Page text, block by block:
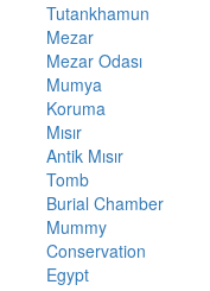
Tutankhamun
Mezar
Mezar Odası
Mumya
Koruma
Mısır
Antik Mısır
Tomb
Burial Chamber
Mummy
Conservation
Egypt